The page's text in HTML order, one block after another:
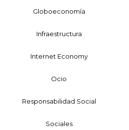
Globoeconomía
Infraestructura
Internet Economy
Ocio
Responsabilidad Social
Sociales